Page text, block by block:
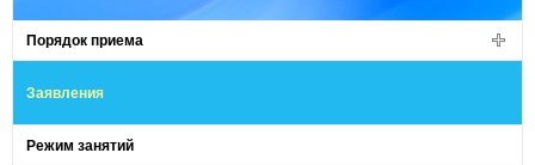
Порядок приема
Заявления
Режим занятий